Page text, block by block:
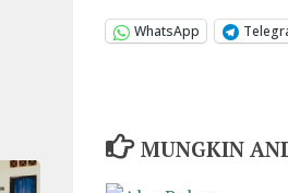
WhatsApp
MUNGKIN